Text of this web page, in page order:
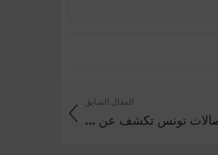
المقال السابق
تونس تكشف عن ...